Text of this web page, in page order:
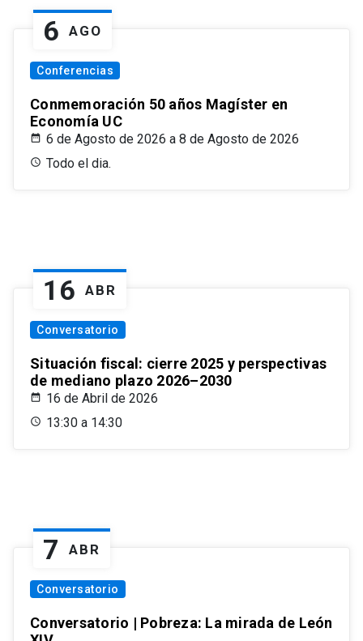
6 AGO
Conferencias
Conmemoración 50 años Magíster en
Economía UC
6 de Agosto de 2026 a 8 de Agosto de 2026
Todo el dia.
16 ABR
Conversatorio
Situación fiscal: cierre 2025 y perspectivas
de mediano plazo 2026–2030
16 de Abril de 2026
13:30 a 14:30
7 ABR
Conversatorio
Conversatorio | Pobreza: La mirada de León